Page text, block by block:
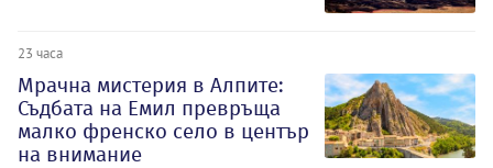
23 часа
Мрачна мистерия в Алпите:
Съдбата на Емил превръща
малко френско село в център
на внимание